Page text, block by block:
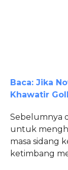
Baca: Jika
Khawatir
Sebelumnya
untuk
masa sidang
ketimbang